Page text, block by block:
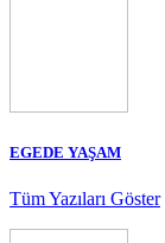
EGEDE YAŞAM
Tüm Yazıları Göster